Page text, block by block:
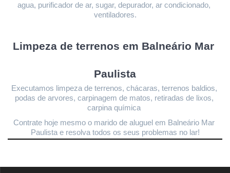
agua, purificador de ar, sugar, depurador, ar condicionado,
ventiladores.
Limpeza de terrenos em Balneário Mar
Paulista
Executamos limpeza de terrenos, chácaras, terrenos baldios,
podas de arvores, carpinagem de matos, retiradas de lixos,
carpina química
Contrate hoje mesmo o marido de aluguel em Balneário Mar
Paulista e resolva todos os seus problemas no lar!